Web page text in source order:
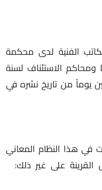
الفنية لدى محكمة
ومحاكم الاستئناف لسنة
يوماً من تاريخ نشره في
في هذا النظام المعاني
على غير ذلك: